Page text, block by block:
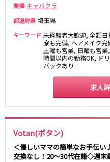
業種 キャバクラ
都道府県 埼玉県
キーワード 未経験者大歓迎, 全額
寮も完備, ヘアメイク
土曜も営業, 日曜も営
時間以内の勤務OK, ド
バックあり
求人
Votan(ボタン)
＜優しいママの簡単なお手伝
交換なし！20～30代在籍◇週末
つくば駅
浅草駅
三郷中央駅
東急大井町線
自由が丘駅
京急川崎駅
京急蒲田駅
品川駅